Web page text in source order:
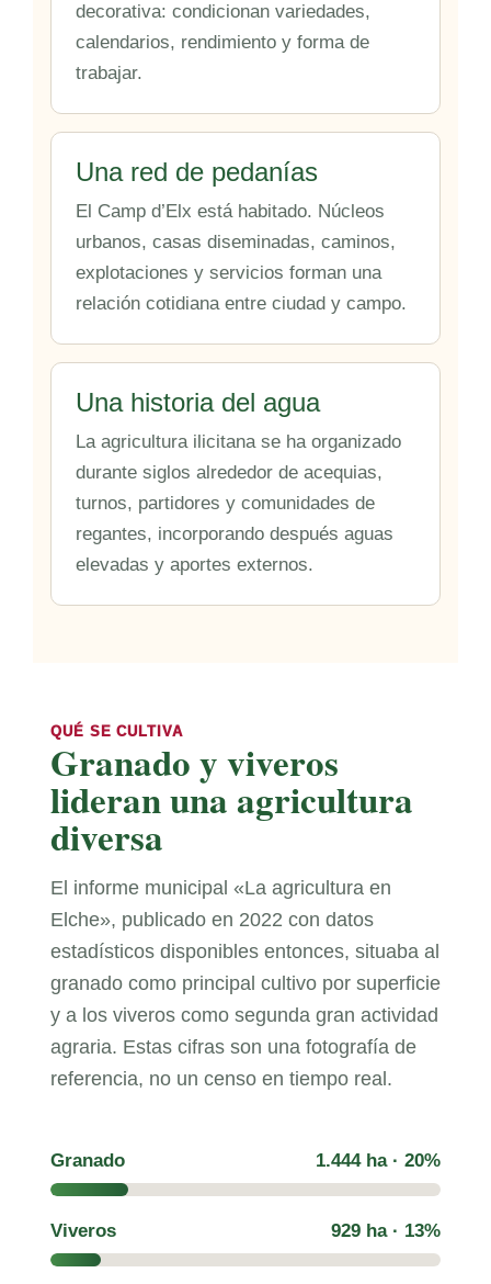
decorativa: condicionan variedades,
calendarios, rendimiento y forma de
trabajar.
Una red de pedanías
El Camp d’Elx está habitado. Núcleos
urbanos, casas diseminadas, caminos,
explotaciones y servicios forman una
relación cotidiana entre ciudad y campo.
Una historia del agua
La agricultura ilicitana se ha organizado
durante siglos alrededor de acequias,
turnos, partidores y comunidades de
regantes, incorporando después aguas
elevadas y aportes externos.
QUÉ SE CULTIVA
Granado y viveros
lideran una agricultura
diversa
El informe municipal «La agricultura en
Elche», publicado en 2022 con datos
estadísticos disponibles entonces, situaba al
granado como principal cultivo por superficie
y a los viveros como segunda gran actividad
agraria. Estas cifras son una fotografía de
referencia, no un censo en tiempo real.
Granado 1.444 ha · 20%
Viveros 929 ha · 13%